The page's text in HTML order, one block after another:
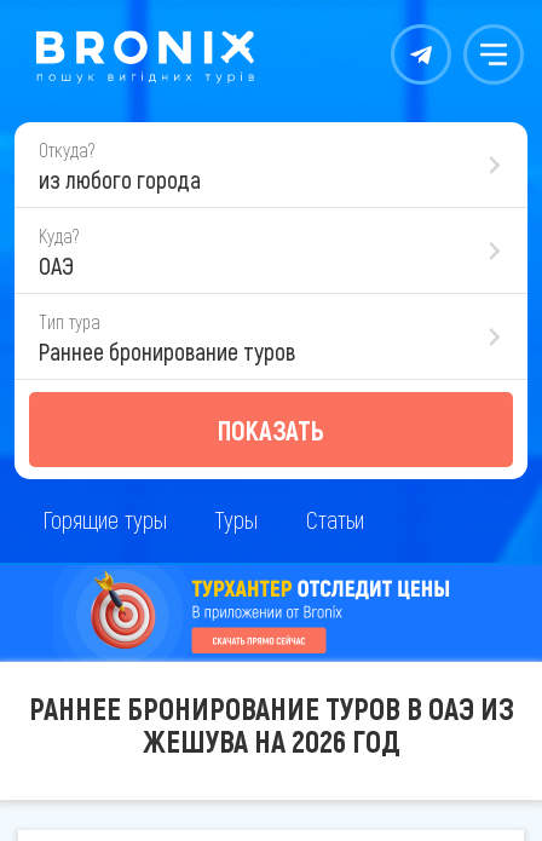
Контакты Меню
Откуда?
из любого города
Куда?
ОАЭ
Тип тура
Раннее бронирование туров
ПОКАЗАТЬ
Горящие туры Туры Статьи
РАННЕЕ БРОНИРОВАНИЕ ТУРОВ В ОАЭ ИЗ
ЖЕШУВА НА 2026 ГОД